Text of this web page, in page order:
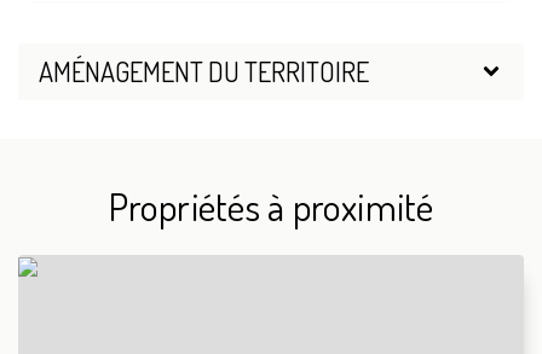
AMÉNAGEMENT DU TERRITOIRE
Propriétés à proximité